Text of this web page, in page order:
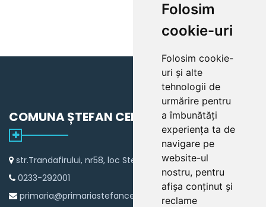
Folosim
cookie-uri
Folosim cookie-
uri și alte
tehnologii de
urmărire pentru
a îmbunătăți
experiența ta de
navigare pe
website-ul
nostru, pentru
afișa conținut și
reclame
COMUNA ȘTEFAN CEL MARE
str.Trandafirului, nr58, loc Stefan cel Mare
0233-292001
primaria@primariastefancelmare.ro